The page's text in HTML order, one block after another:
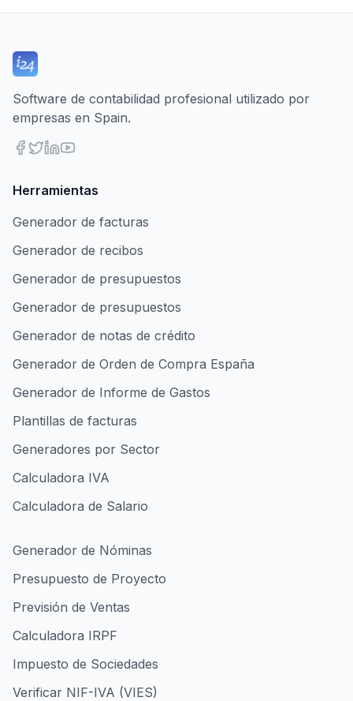
Software de contabilidad profesional utilizado por
empresas en Spain.
Herramientas
Generador de facturas
Generador de recibos
Generador de presupuestos
Generador de presupuestos
Generador de notas de crédito
Generador de Orden de Compra España
Generador de Informe de Gastos
Plantillas de facturas
Generadores por Sector
Calculadora IVA
Calculadora de Salario
Generador de Nóminas
Presupuesto de Proyecto
Previsión de Ventas
Calculadora IRPF
Impuesto de Sociedades
Verificar NIF-IVA (VIES)